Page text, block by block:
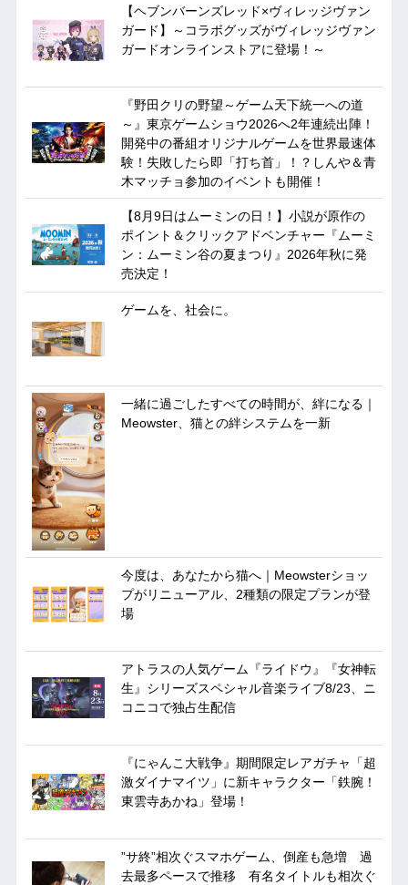
【ヘブンバーンズレッド×ヴィレッジヴァン
ガード】～コラボグッズがヴィレッジヴァン
ガードオンラインストアに登場！～
『野田クリの野望～ゲーム天下統一への道
～』東京ゲームショウ2026へ2年連続出陣！
開発中の番組オリジナルゲームを世界最速体
験！失敗したら即「打ち首」！？しんや＆青
木マッチョ参加のイベントも開催！
【8月9日はムーミンの日！】小説が原作の
ポイント＆クリックアドベンチャー『ムーミ
ン：ムーミン谷の夏まつり』2026年秋に発
売決定！
ゲームを、社会に。
一緒に過ごしたすべての時間が、絆になる｜
Meowster、猫との絆システムを一新
今度は、あなたから猫へ｜Meowsterショッ
プがリニューアル、2種類の限定プランが登
場
アトラスの人気ゲーム『ライドウ』『女神転
生』シリーズスペシャル音楽ライブ8/23、ニ
コニコで独占生配信
『にゃんこ大戦争』期間限定レアガチャ「超
激ダイナマイツ」に新キャラクター「鉄腕！
東雲寺あかね」登場！
”サ終”相次ぐスマホゲーム、倒産も急増 過
去最多ペースで推移 有名タイトルも相次ぐ